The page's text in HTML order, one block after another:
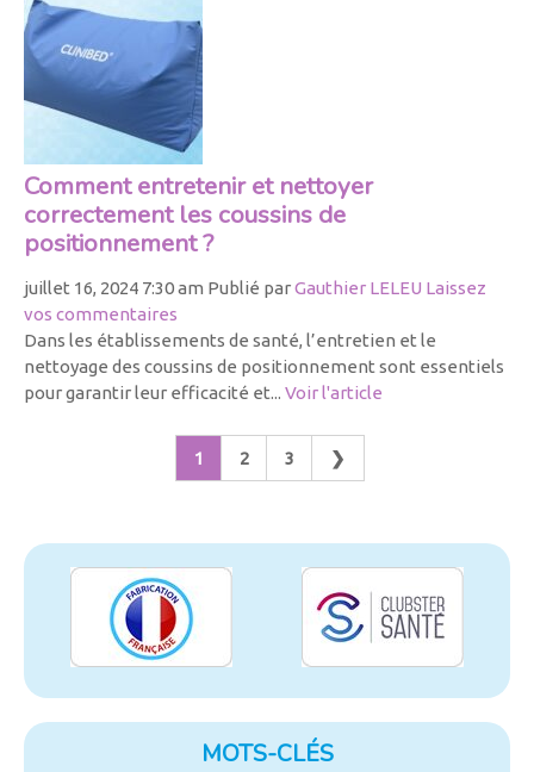
Comment entretenir et nettoyer
correctement les coussins de
positionnement ?
juillet 16, 2024 7:30 am Publié parGauthier LELEU Laissez
vos commentaires
Dans les établissements de santé, l’entretien et le
nettoyage des coussins de positionnement sont essentiels
pour garantir leur efficacité et... Voir l'article
1 2 3 ❯
MOTS-CLÉS